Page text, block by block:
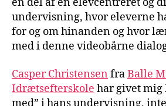
undervisning, hvor eleverne
for og om hinanden og hvor
med i denne videobårne
Casper Christensen fraBalle
Idrætsefterskole har givet mig
med” i hans undervisning,